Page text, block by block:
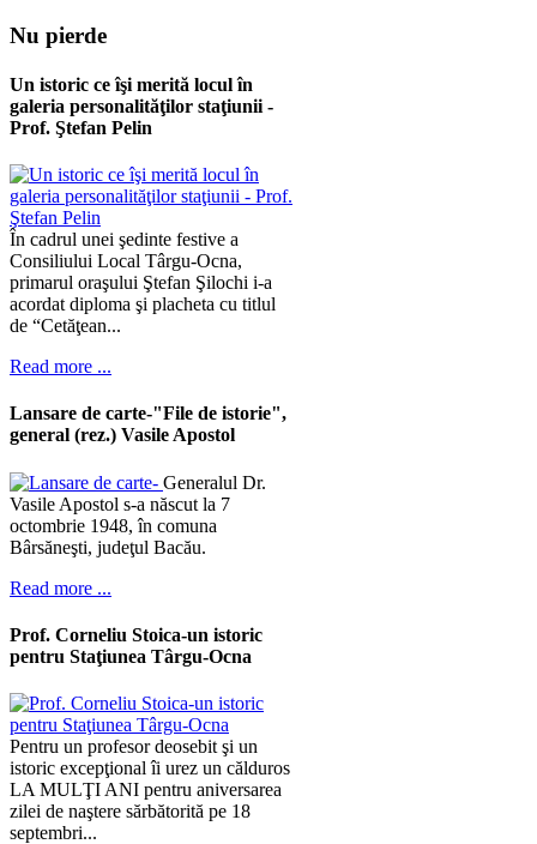
Nu pierde
Un istoric ce îşi merită locul în
galeria personalităţilor staţiunii -
Prof. Ştefan Pelin
În cadrul unei şedinte festive a
Consiliului Local Târgu-Ocna,
primarul oraşului Ştefan Şilochi i-a
acordat diploma şi placheta cu titlul
de “Cetăţean...
Read more ...
Lansare de carte-"File de istorie",
general (rez.) Vasile Apostol
Generalul Dr.
Vasile Apostol s-a născut la 7
octombrie 1948, în comuna
Bârsăneşti, judeţul Bacău.
Read more ...
Prof. Corneliu Stoica-un istoric
pentru Staţiunea Târgu-Ocna
Pentru un profesor deosebit şi un
istoric excepţional îi urez un călduros
LA MULŢI ANI pentru aniversarea
zilei de naştere sărbătorită pe 18
septembri...